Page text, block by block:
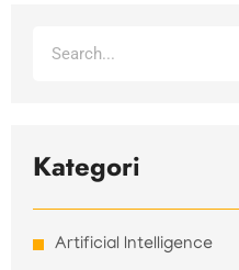
Kategori
Artificial Intelligence